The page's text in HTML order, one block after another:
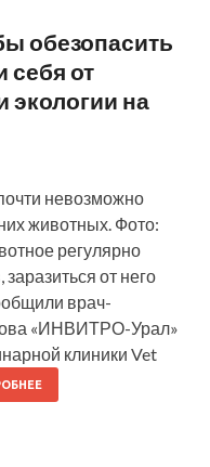
обезопасить
от
экологии на
невозможно
животных. Фото:
регулярно
от него
врач-
«ИНВИТРО-Урал»
клиники Vet